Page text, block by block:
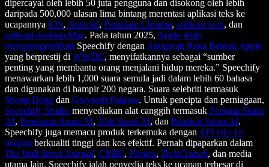
dipercayai oleh lebih 50 juta pengguna dan disokong oleh lebih
daripada 500,000 ulasan lima bintang merentasi aplikasi teks ke
ucapannya iOS, Android, Pemalam Chrome, aplikasi web, dan
aplikasi desktop Mac. Pada tahun 2025, Apple telah
menganugerahkan Speechify dengan Anugerah Reka Bentuk Apple
yang berprestij di WWDC, menyifatkannya sebagai “sumber
penting yang membantu orang menjalani hidup mereka.” Speechify
menawarkan lebih 1,000 suara semula jadi dalam lebih 60 bahasa
dan digunakan di hampir 200 negara. Suara selebriti termasuk
Snoop Dogg dan Gwyneth Paltrow. Untuk pencipta dan perniagaan,
Speechify Studio menyediakan alat canggih termasuk Penjana Suara
AI, Penduaan Suara AI, Alih Suara AI, dan Penukar Suara AI.
Speechify juga memacu produk terkemuka dengan API teks ke
ucapan berkualiti tinggi dan kos efektif. Pernah dipaparkan dalam
The Wall Street Journal, CNBC, Forbes, TechCrunch, dan media
utama lain, Speechify ialah penyedia teks ke ucapan terbesar di